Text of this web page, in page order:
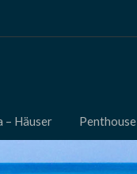
– Häuser Penthouse